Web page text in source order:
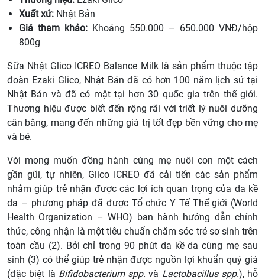
Xuất xứ: Nhật Bản
Giá tham khảo: Khoảng 550.000 – 650.000 VNĐ/hộp
800g
Sữa Nhật Glico ICREO Balance Milk là sản phẩm thuộc tập
đoàn Ezaki Glico, Nhật Bản đã có hơn 100 năm lịch sử tại
Nhật Bản và đã có mặt tại hơn 30 quốc gia trên thế giới.
Thương hiệu được biết đến rộng rãi với triết lý nuôi dưỡng
cân bằng, mang đến những giá trị tốt đẹp bền vững cho mẹ
và bé.
Với mong muốn đồng hành cùng mẹ nuôi con một cách
gần gũi, tự nhiên, Glico ICREO đã cải tiến các sản phẩm
nhằm giúp trẻ nhận được các lợi ích quan trọng của da kề
da – phương pháp đã được Tổ chức Y Tế Thế giới (World
Health Organization – WHO) ban hành hướng dẫn chính
thức, công nhận là một tiêu chuẩn chăm sóc trẻ sơ sinh trên
toàn cầu (2). Bởi chỉ trong 90 phút da kề da cùng mẹ sau
sinh (3) có thể giúp trẻ nhận được nguồn lợi khuẩn quý giá
(đặc biệt là Bifidobacterium spp. và Lactobacillus spp.), hỗ